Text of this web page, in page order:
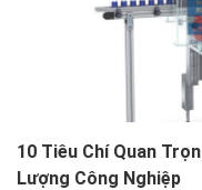
10 Tiêu Chí Quan
Lượng Công Nghiệp